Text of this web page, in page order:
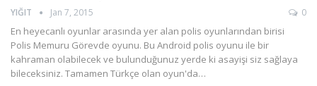
YIĞIT Jan 7, 2015 0
En heyecanlı oyunlar arasında yer alan polis oyunlarından birisi
Polis Memuru Görevde oyunu. Bu Android polis oyunu ile bir
kahraman olabilecek ve bulunduğunuz yerde ki asayişi siz sağlaya
bileceksiniz. Tamamen Türkçe olan oyun'da…